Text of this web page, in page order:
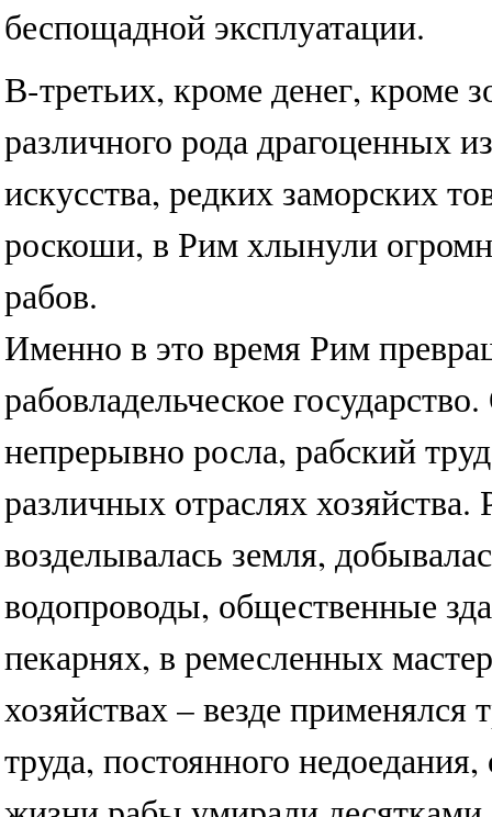
беспощадной эксплуатации.
В-третьих, кроме денег, кроме
различного рода драгоценных
искусства, редких заморских
роскоши, в Рим хлынули
рабов.
Именно в это время Рим
рабовладельческое
непрерывно росла, рабский
различных отраслях хозяйства.
возделывалась земля,
водопроводы, общественные
пекарнях, в ремесленных
хозяйствах – везде
труда, постоянного